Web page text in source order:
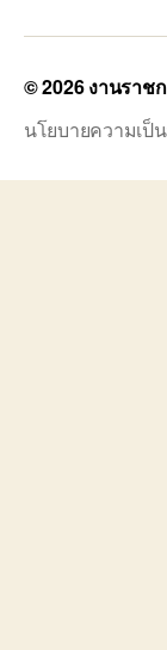
© 2026งานราช
นโยบายความเป็